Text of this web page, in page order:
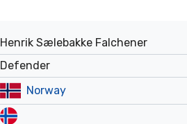
Henrik Sælebakke Falchener
Defender
Norway